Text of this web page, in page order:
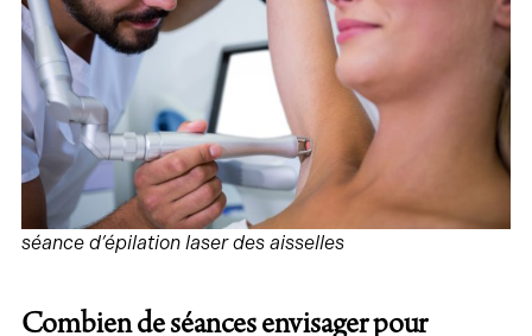
séance d’épilation laser des aisselles
Combien de séances envisager pour